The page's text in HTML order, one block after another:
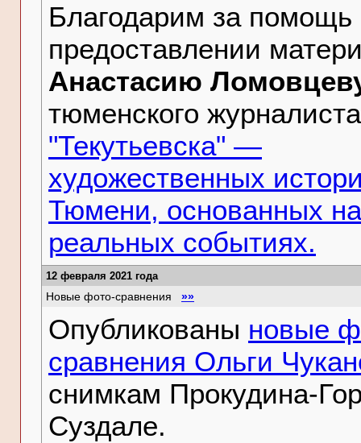
Благодарим за помощь
предоставлении
Анастасию
тюменского
"Текутьевска" —
художественных
Тюмени, основанных на
реальных событиях.
12 февраля 2021 года
Новые фото-сравнения »»
Опубликованы новые
сравнения Ольги
снимкам Прокудина-
Суздале.